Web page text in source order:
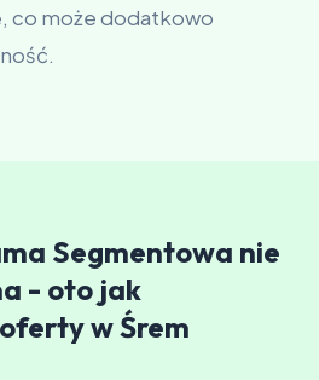
co może dodatkowo
Segmentowa nie
- oto jak
w Śrem